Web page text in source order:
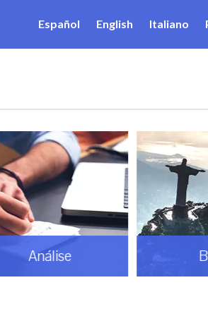
Español English Italiano
Análise